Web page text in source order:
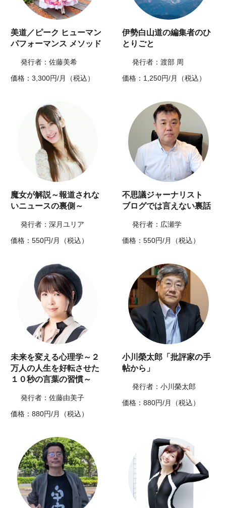
美道／ピーク ヒューマン
パフォーマンス メソッド
発行者：佐藤美希
価格：3,300円/月（税込）
伊勢白山道の編集者のひ
とりごと
発行者：渡部 周
価格：1,250円/月（税込）
魔女が解説～報道されな
いニュースの裏側～
発行者：深月ユリア
価格：550円/月（税込）
不思議ジャーナリスト
ブログでは言えない裏話
発行者：広瀬学
価格：550円/月（税込）
未来を変える心理学～２
万人の人生を好転させた
１０秒の言葉の習慣～
発行者：佐藤由美子
価格：880円/月（税込）
小川榮太郎「批評家の手
帖から」
発行者：小川榮太郎
価格：880円/月（税込）